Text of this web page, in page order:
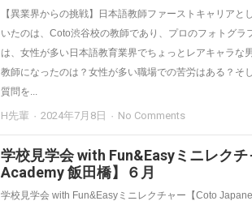
【異業界からの挑戦】日本語教師ファーストキャリア
いたのは、Coto渋谷校の教師であり、プロのフォトグ
は、女性が多い日本語教育業界でちょっとレアキャラな
教師になったのは？女性が多い職場での苦労はある？そ
質問を...
H先輩 2024年7月8日 No Comments
学校見学会 with Fun&Easyミニレク
Academy 飯田橋】６月
学校見学会 with Fun&Easyミニレクチャー【Coto